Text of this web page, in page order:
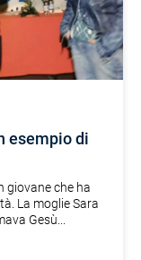
esempio di
giovane che ha
La moglie Sara
Gesù...